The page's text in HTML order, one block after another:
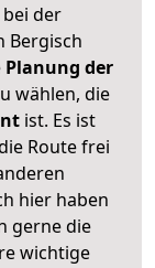
der
Bergisch
Planung der
wählen, die
ist. Es ist
Route frei
hier haben
gerne die
wichtige